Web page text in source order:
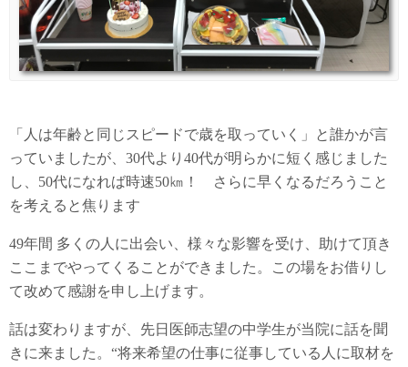
「人は年齢と同じスピードで歳を取っていく」と誰かが言
っていましたが、30代より40代が明らかに短く感じました
し、50代になれば時速50㎞！ さらに早くなるだろうこと
を考えると焦ります
49年間 多くの人に出会い、様々な影響を受け、助けて頂き
ここまでやってくることができました。この場をお借りし
て改めて感謝を申し上げます。
話は変わりますが、先日医師志望の中学生が当院に話を聞
きに来ました。“将来希望の仕事に従事している人に取材を